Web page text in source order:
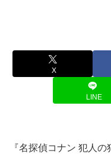
X
LINE
『名探偵コナン 犯人の